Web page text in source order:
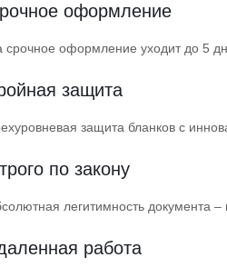
оформление
срочное оформление уходит до 5
защита
защита бланков с
по закону
легитимность документа –
работа